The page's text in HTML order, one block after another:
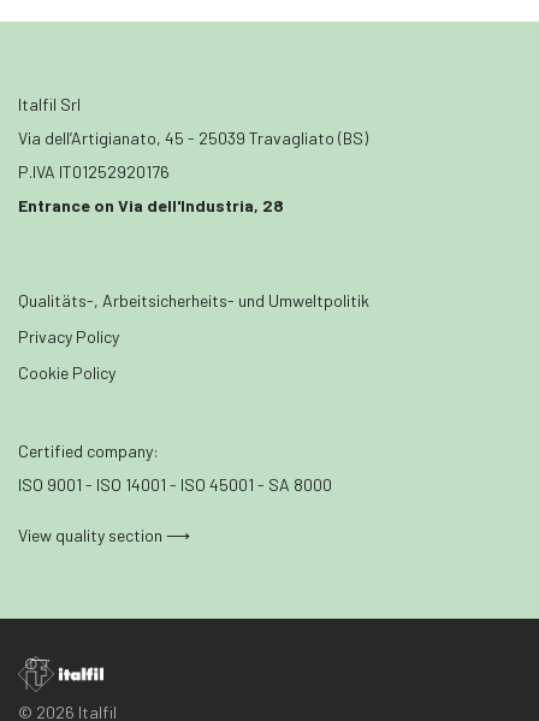
Italfil Srl
Via dell’Artigianato, 45 - 25039 Travagliato (BS)
P.IVA IT01252920176
Entrance on Via dell'Industria, 28
Qualitäts-, Arbeitsicherheits- und Umweltpolitik
Privacy Policy
Cookie Policy
Certified company:
ISO 9001 - ISO 14001 - ISO 45001 - SA 8000
View quality section ⟶
© 2026 Italfil